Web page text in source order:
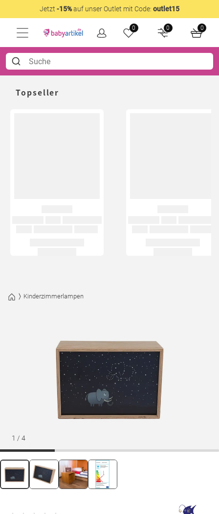
Jetzt -15%auf unser Outlet mit Code: outlet15
0 0 0
Topseller
Kinderzimmerlampen
1 / 4